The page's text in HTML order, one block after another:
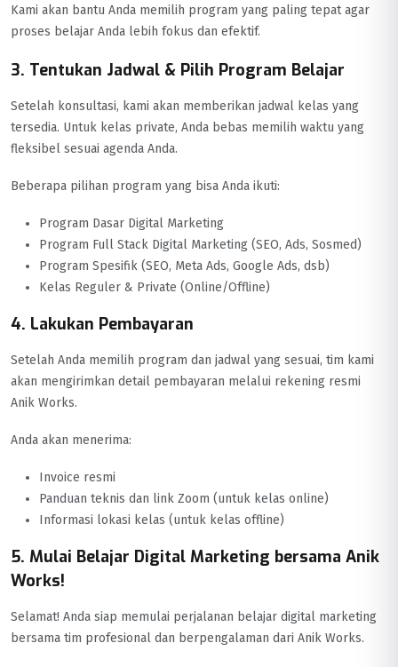
Kami akan bantu Anda memilih program yang paling tepat agar
proses belajar Anda lebih fokus dan efektif.
3. Tentukan Jadwal & Pilih Program Belajar
Setelah konsultasi, kami akan memberikan jadwal kelas yang
tersedia. Untuk kelas private, Anda bebas memilih waktu yang
fleksibel sesuai agenda Anda.
Beberapa pilihan program yang bisa Anda ikuti:
Program Dasar Digital Marketing
Program Full Stack Digital Marketing (SEO, Ads, Sosmed)
Program Spesifik (SEO, Meta Ads, Google Ads, dsb)
Kelas Reguler & Private (Online/Offline)
4. Lakukan Pembayaran
Setelah Anda memilih program dan jadwal yang sesuai, tim kami
akan mengirimkan detail pembayaran melalui rekening resmi
Anik Works.
Anda akan menerima:
Invoice resmi
Panduan teknis dan link Zoom (untuk kelas online)
Informasi lokasi kelas (untuk kelas offline)
5. Mulai Belajar Digital Marketing bersama Anik
Works!
Selamat! Anda siap memulai perjalanan belajar digital marketing
bersama tim profesional dan berpengalaman dari Anik Works.